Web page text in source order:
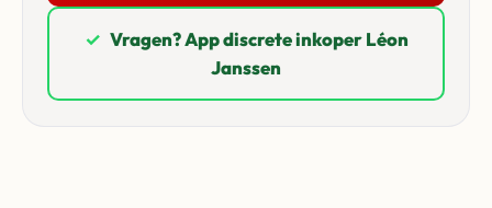
✓ Vragen? App discrete inkoper Léon
Janssen